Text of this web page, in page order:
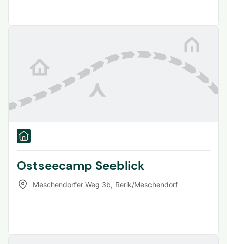
Ostseecamp Seeblick
Meschendorfer Weg 3b, Rerik/Meschendorf